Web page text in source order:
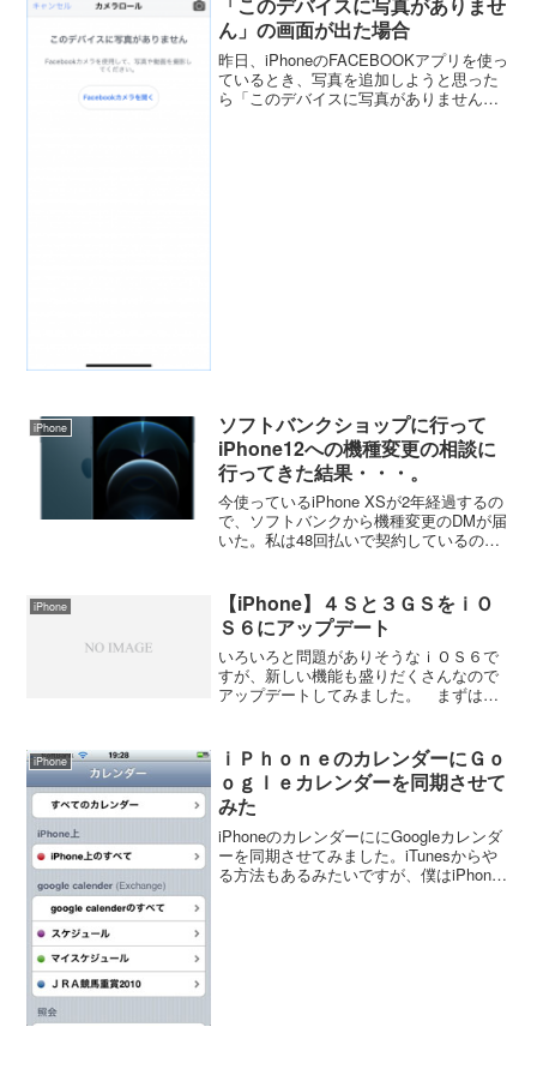
「このデバイスに写真がありませ
ん」の画面が出た場合
昨日、iPhoneのFACEBOOKアプリを使っ
ているとき、写真を追加しようと思った
ら「このデバイスに写真がありません」
iPhone
ソフトバンクショップに行って
iPhone12への機種変更の相談に
行ってきた結果・・・。
今使っているiPhone XSが2年経過するの
で、ソフトバンクから機種変更のDMが届
いた。私は48回払いで契約しているの
消しにしてくれる。条件としては今使っ
ているi...
iPhone
【iPhone】４Ｓと３ＧＳをｉＯ
Ｓ６にアップデート
いろいろと問題がありそうなｉＯＳ６で
すが、新しい機能も盛りだくさんなので
アップデートしてみました。 まずは、
たりないって。仕方がないので使わない
アプリ...
iPhone
ｉＰｈｏｎｅのカレンダーにＧｏ
ｏｇｌｅカレンダーを同期させて
みた
iPhoneのカレンダーににGoogleカレンダ
ーを同期させてみました。iTunesからや
る方法もあるみたいですが、僕はiPhone